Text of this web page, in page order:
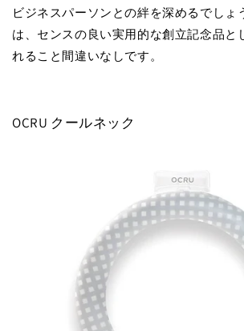
ビジネスパーソンとの絆を深めるでしょ
は、センスの良い実用的な創立記念品と
れること間違いなしです。
OCRU クールネック